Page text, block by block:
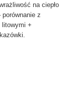
na ciepło
z
litowymi +